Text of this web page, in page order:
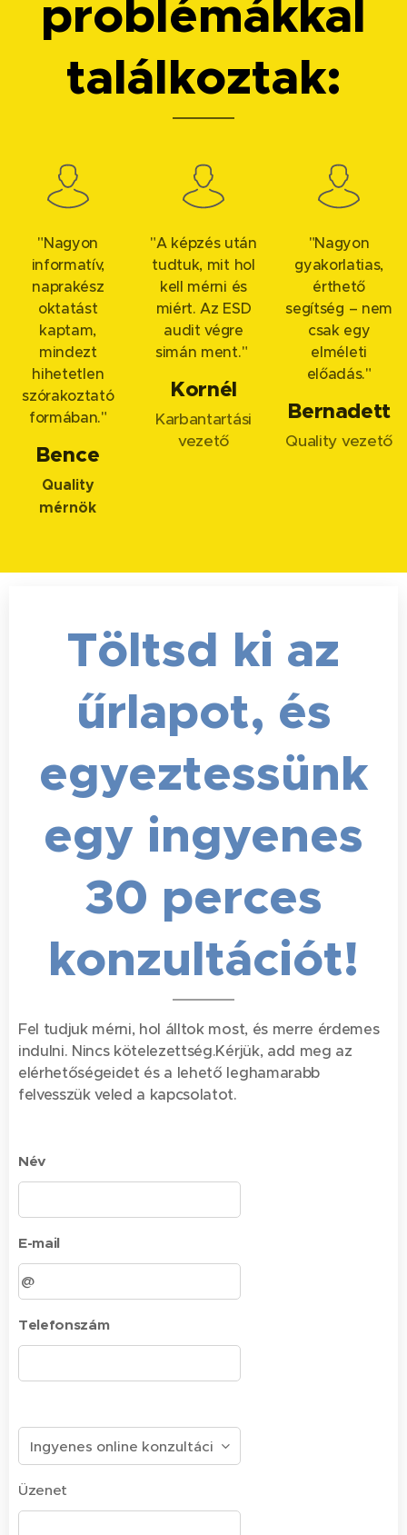
problémákkal
találkoztak:
"Nagyon
informatív,
naprakész
oktatást
kaptam,
mindezt
hihetetlen
szórakoztató
formában."
Bence
Quality
mérnök
"A képzés után
tudtuk, mit hol
kell mérni és
miért. Az ESD
audit végre
simán ment."
Kornél
Karbantartási
vezető
"Nagyon
gyakorlatias,
érthető
segítség – nem
csak egy
elméleti
előadás."
Bernadett
Quality vezető
Töltsd ki az
űrlapot, és
egyeztessünk
egy ingyenes
30 perces
konzultációt!
Fel tudjuk mérni, hol álltok most, és merre érdemes
indulni. Nincs kötelezettség.Kérjük, add meg az
elérhetőségeidet és a lehető leghamarabb
felvesszük veled a kapcsolatot.
Név
E-mail
Telefonszám
Üzenet